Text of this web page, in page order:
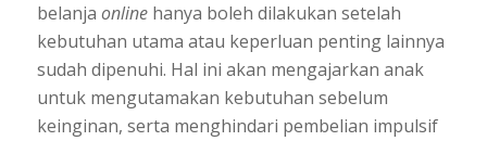
belanja onlinehanya boleh dilakukan setelah
kebutuhan utama atau keperluan penting lainnya
sudah dipenuhi. Hal ini akan mengajarkan anak
untuk mengutamakan kebutuhan sebelum
keinginan, serta menghindari pembelian impulsif